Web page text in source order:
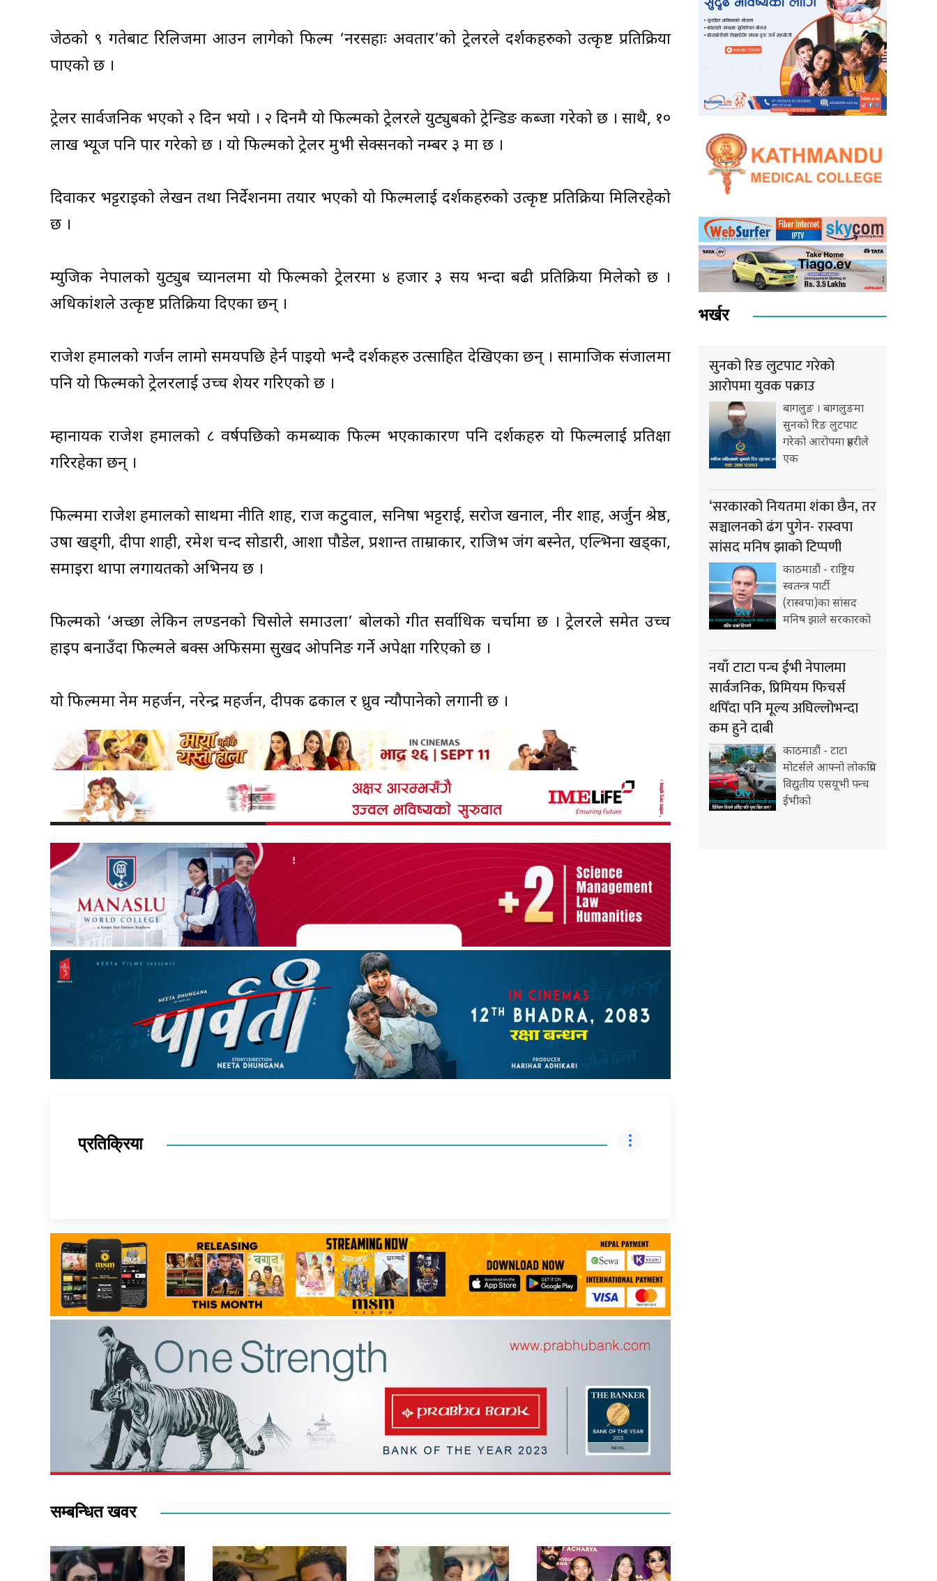
जेठको ९ गतेबाट रिलिजमा आउन लागेको फिल्म ‘नरसिंहाः अवतार’को ट्रेलरले दर्शकहरुको उत्कृष्ट प्रतिक्रिया
पाएको छ ।
ट्रेलर सार्वजनिक भएको २ दिन भयो । २ दिनमै यो फिल्मको ट्रेलरले युट्युबको ट्रेन्डिङ कब्जा गरेको छ । साथै, १०
लाख भ्यूज पनि पार गरेको छ । यो फिल्मको ट्रेलर मुभी सेक्सनको नम्बर ३ मा छ ।
दिवाकर भट्टराइको लेखन तथा निर्देशनमा तयार भएको यो फिल्मलाई दर्शकहरुको उत्कृष्ट प्रतिक्रिया मिलिरहेको
छ ।
म्युजिक नेपालको युट्युब च्यानलमा यो फिल्मको ट्रेलरमा ४ हजार ३ सय भन्दा बढी प्रतिक्रिया मिलेको छ ।
अधिकांशले उत्कृष्ट प्रतिक्रिया दिएका छन् ।
राजेश हमालको गर्जन लामो समयपछि हेर्न पाइयो भन्दै दर्शकहरु उत्साहित देखिएका छन् । सामाजिक संजालमा
पनि यो फिल्मको ट्रेलरलाई उच्च शेयर गरिएको छ ।
म्हानायक राजेश हमालको ८ वर्षपछिको कमब्याक फिल्म भएकाकारण पनि दर्शकहरु यो फिल्मलाई प्रतिक्षा
गरिरहेका छन् ।
फिल्ममा राजेश हमालको साथमा नीति शाह, राज कटुवाल, सनिषा भट्टराई, सरोज खनाल, नीर शाह, अर्जुन श्रेष्ठ,
उषा खड्गी, दीपा शाही, रमेश चन्द सोडारी, आशा पौडेल, प्रशान्त ताम्राकार, राजिभ जंग बस्नेत, एल्भिना खड्का,
समाइरा थापा लगायतको अभिनय छ ।
फिल्मको ‘अच्छा लेकिन लण्डनको चिसोले समाउला’ बोलको गीत सर्वाधिक चर्चामा छ । ट्रेलरले समेत उच्च
हाइप बनाउँदा फिल्मले बक्स अफिसमा सुखद ओपनिङ गर्ने अपेक्षा गरिएको छ ।
यो फिल्ममा नेम महर्जन, नरेन्द्र महर्जन, दीपक ढकाल र ध्रुव न्यौपानेको लगानी छ ।
प्रतिक्रिया
सम्बन्धित खवर
भर्खर
सुनको रिङ लुटपाट गरेको
आरोपमा युवक पक्राउ
बागलुङ । बागलुङमा
सुनको रिङ लुटपाट
गरेको आरोपमा प्रहरीले
एक
‘सरकारको नियतमा शंका छैन, तर
सञ्चालनको ढंग पुगेन- रास्वपा
सांसद मनिष झाको टिप्पणी
काठमाडौं - राष्ट्रिय
स्वतन्त्र पार्टी
(रास्वपा)का सांसद
मनिष झाले सरकारको
नयाँ टाटा पन्च ईभी नेपालमा
सार्वजनिक, प्रिमियम फिचर्स
थपिँदा पनि मूल्य अघिल्लोभन्दा
कम हुने दाबी
काठमाडौं - टाटा
मोटर्सले आफ्नो लोकप्रिय
विद्युतीय एसयूभी पन्च
ईभीको